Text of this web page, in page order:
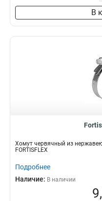
В
Хомут червячный из
FORTISFLEX
Подробнее
Наличие: В наличии